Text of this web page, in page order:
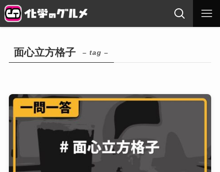
面心立方格子 – tag –